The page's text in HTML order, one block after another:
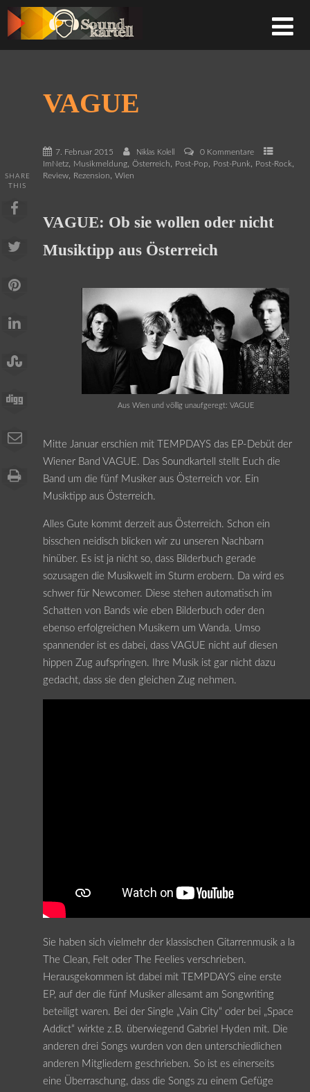
VAGUE
7. Februar 2015 Niklas Kolell
0 Kommentare
ImNetz, Musikmeldung, Österreich, Post-Pop, Post-Punk, Post-Rock,
Review, Rezension, Wien
SHARE
THIS
VAGUE: Ob sie wollen oder nicht
Musiktipp aus Österreich
Aus Wien und völlig unaufgeregt: VAGUE
Mitte Januar erschien mit TEMPDAYS das EP-Debüt der
Wiener Band VAGUE. Das Soundkartell stellt Euch die
Band um die fünf Musiker aus Österreich vor. Ein
Musiktipp aus Österreich.
Alles Gute kommt derzeit aus Österreich. Schon ein
bisschen neidisch blicken wir zu unseren Nachbarn
hinüber. Es ist ja nicht so, dass Bilderbuch gerade
sozusagen die Musikwelt im Sturm erobern. Da wird es
schwer für Newcomer. Diese stehen automatisch im
Schatten von Bands wie eben Bilderbuch oder den
ebenso erfolgreichen Musikern um Wanda. Umso
spannender ist es dabei, dass VAGUE nicht auf diesen
hippen Zug aufspringen. Ihre Musik ist gar nicht dazu
gedacht, dass sie den gleichen Zug nehmen.
Sie haben sich vielmehr der klassischen Gitarrenmusik a la
The Clean, Felt oder The Feelies verschrieben.
Herausgekommen ist dabei mit TEMPDAYS eine erste
EP, auf der die fünf Musiker allesamt am Songwriting
beteiligt waren. Bei der Single „Vain City“ oder bei „Space
Addict“ wirkte z.B. überwiegend Gabriel Hyden mit. Die
anderen drei Songs wurden von den unterschiedlichen
anderen Mitgliedern geschrieben. So ist es einerseits
eine Überraschung, dass die Songs zu einem Gefüge